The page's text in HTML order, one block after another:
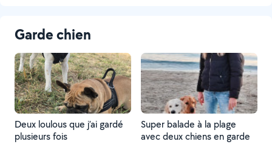
Garde chien
Deux loulous que j’ai gardé
plusieurs fois
Super balade à la plage
avec deux chiens en garde